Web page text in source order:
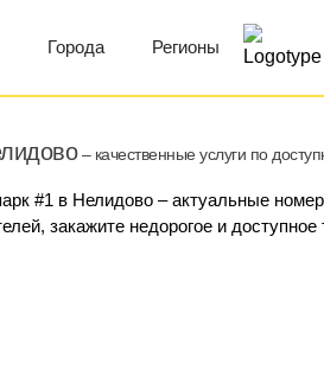
Города Регионы
– качественные услуги по
#1 в Нелидово – актуальные
закажите недорогое и